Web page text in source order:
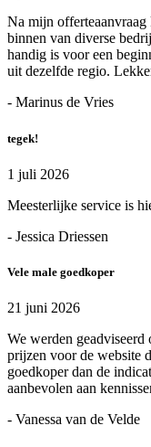
Na mijn
binnen van diverse
handig is voor een
uit dezelfde regio.
- Marinus de Vries
tegek!
1 juli 2026
Meesterlijke service is
- Jessica Driessen
Vele male goedkoper
21 juni 2026
We werden geadviseerd
prijzen voor de website
goedkoper dan de
aanbevolen aan
- Vanessa van de Velde